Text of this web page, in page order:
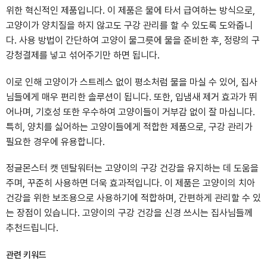
위한 혁신적인 제품입니다. 이 제품은 물에 타서 급여하는 방식으로,
고양이가 양치질을 하지 않고도 구강 관리를 할 수 있도록 도와줍니
다. 사용 방법이 간단하여 고양이 물그릇에 물을 준비한 후, 정량의 구
강청결제를 넣고 섞어주기만 하면 됩니다.
이로 인해 고양이가 스트레스 없이 평소처럼 물을 마실 수 있어, 집사
님들에게 매우 편리한 솔루션이 됩니다. 또한, 입냄새 제거 효과가 뛰
어나며, 기호성 또한 우수하여 고양이들이 거부감 없이 잘 마십니다.
특히, 양치를 싫어하는 고양이들에게 적합한 제품으로, 구강 관리가
필요한 경우에 유용합니다.
정글몬스터 캣 덴탈워터는 고양이의 구강 건강을 유지하는 데 도움을
주며, 꾸준히 사용하면 더욱 효과적입니다. 이 제품은 고양이의 치아
건강을 위한 보조용으로 사용하기에 적합하며, 간편하게 관리할 수 있
는 장점이 있습니다. 고양이의 구강 건강을 신경 쓰시는 집사님들께
추천드립니다.
관련 키워드